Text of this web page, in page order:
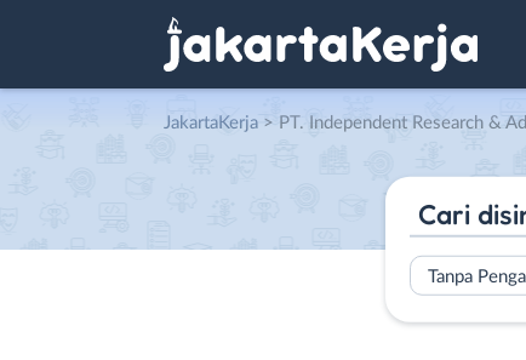
JakartaKerja > PT. Independent Research &
Tanpa